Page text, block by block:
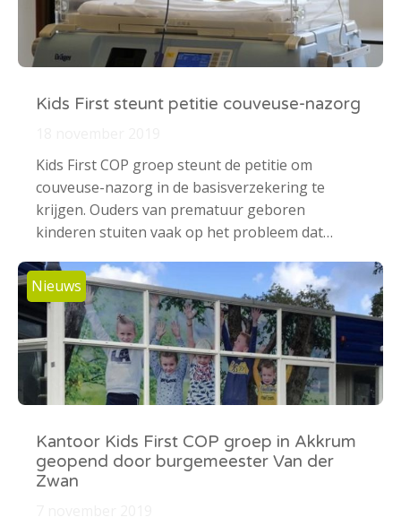
Kids First steunt petitie couveuse-nazorg
Kids First COP groep steunt de petitie om
couveuse-nazorg in de basisverzekering te
krijgen. Ouders van prematuur geboren
kinderen stuiten vaak op het probleem dat…
Nieuws
Kantoor Kids First COP groep in Akkrum
geopend door burgemeester Van der
Zwan